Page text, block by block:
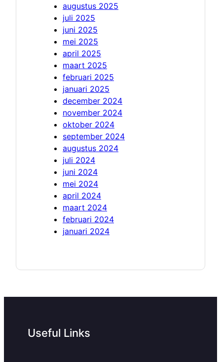
augustus 2025
juli 2025
juni 2025
mei 2025
april 2025
maart 2025
februari 2025
januari 2025
december 2024
november 2024
oktober 2024
september 2024
augustus 2024
juli 2024
juni 2024
mei 2024
april 2024
maart 2024
februari 2024
januari 2024
Useful Links